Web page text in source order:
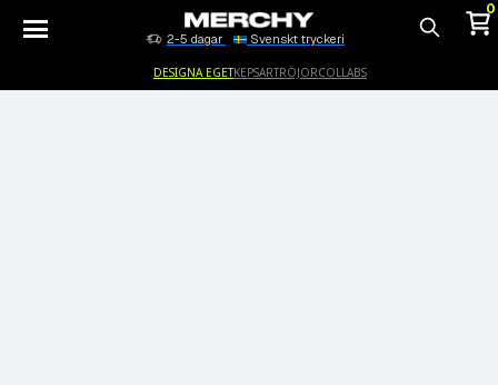
2-5 dagar Svenskt tryckeri
0
DESIGNA EGETKEPSARTRÖJORCOLLABS